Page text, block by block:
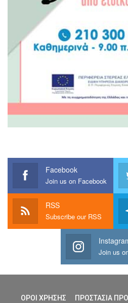
Facebook
Join us on Facebook
RSS
Subscribe our RSS
Join us
ΟΡΟΙ ΧΡΗΣΗΣ ΠΡΟΣΤΑΣΙΑ